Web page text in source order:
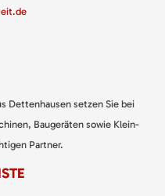
Dettenhausen setzen Sie bei
Baugeräten sowie Klein-
Partner.